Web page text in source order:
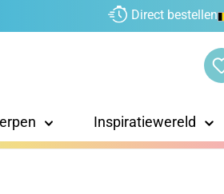
Direct bestellen
Inspiratiewereld